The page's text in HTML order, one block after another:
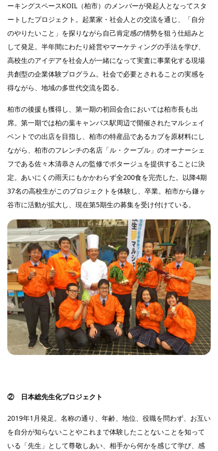
ーキングスペースKOIL（柏市）のメンバーが発起人となってスタ
ートしたプロジェクト。起業家・社会人との交流を通じ、「自分
のやりたいこと」を探りながら自己肯定感の情勢を狙う仕組みと
して発足。半年間にわたり経営やマーケティングの手法を学び、
高校生のアイデアを社会人が一緒になって実査に事業化する現場
共創型の企業体験プログラム。社会で必要とされることの実感を
得ながら、地域の多世代交流を図る。
柏市の後援も獲得し、第一期の初回会合においては柏市長も出
席。第一期では柏の葉キャンパス駅周辺で開催されたマルシェイ
ベントでの出店を目指し、柏市の特産品であるカブを原材料にし
ながら、柏市のフレンチの名店「ル・クープル」のオーナーシェ
フである佐々木清恭さんの監修でポタージュを提供することに決
定。あいにくの雨天にもかかわらず全200食を完売した。以降4期
37名の高校生がこのプロジェクトを体験し、卒業。柏市から鎌ヶ
谷市に活動が拡大し、現在第5期生の募集を受け付けている。
② 日本総先生化プロジェクト
2019年1月発足。名称の通り、年齢、地位、役職を問わず、お互い
を自分が知らないことやこれまで体験したことないことを知って
いる「先生」として尊敬しあい、相手から何かを感じて学び、感